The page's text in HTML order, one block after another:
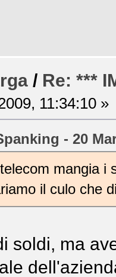
/ Re: ***
11:34:10 »
- 20
mangia i
il culo che
soldi, ma